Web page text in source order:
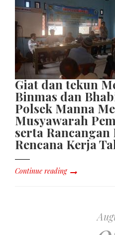
Giat dan tekun
Binmas dan
Polsek Manna
Musyawarah
serta Rancangan
Rencana Kerja
Continue reading